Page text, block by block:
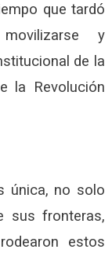
que tardó
y
de la
la Revolución
única, no solo
sus fronteras,
estos